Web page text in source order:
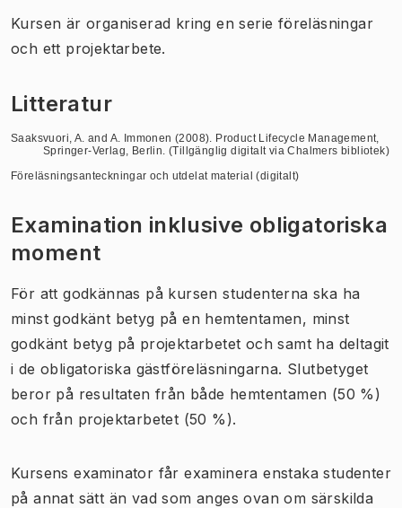
Kursen är organiserad kring en serie föreläsningar
och ett projektarbete.
Litteratur
Saaksvuori, A. and A. Immonen (2008). Product Lifecycle Management,
Springer-Verlag, Berlin. (Tillgänglig digitalt via Chalmers bibliotek)
Föreläsningsanteckningar och utdelat material (digitalt)
Examination inklusive obligatoriska
moment
För att godkännas på kursen studenterna ska ha
minst godkänt betyg på en hemtentamen, minst
godkänt betyg på projektarbetet och samt ha deltagit
i de obligatoriska gästföreläsningarna. Slutbetyget
beror på resultaten från både hemtentamen (50 %)
och från projektarbetet (50 %).
Kursens examinator får examinera enstaka studenter
på annat sätt än vad som anges ovan om särskilda